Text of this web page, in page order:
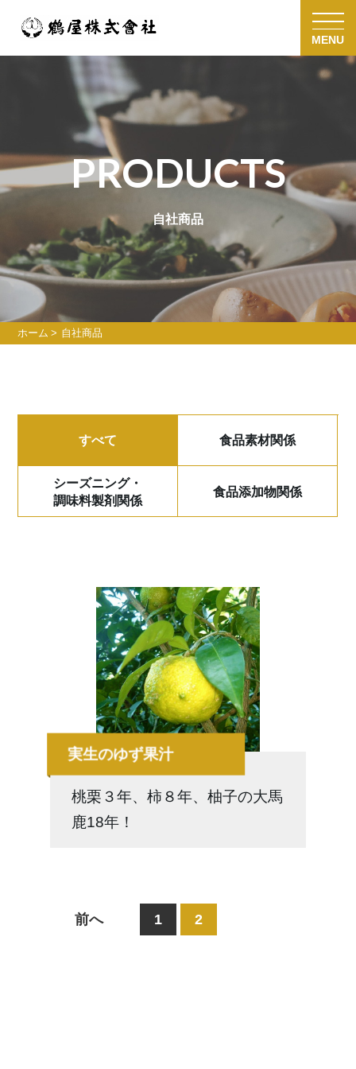
PRODUCTS
自社商品
ホーム 自社商品
すべて 食品素材関係
シーズニング・
調味料製剤関係
食品添加物関係
実生のゆず果汁
桃栗３年、柿８年、柚子の大馬
鹿18年！
前へ 1 2